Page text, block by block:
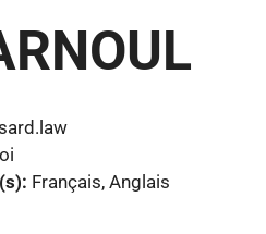
Français, Anglais